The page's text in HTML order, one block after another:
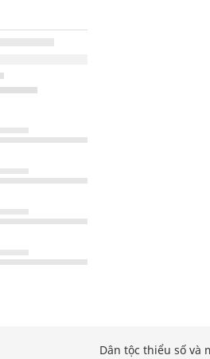
Dân tộc thiểu số và